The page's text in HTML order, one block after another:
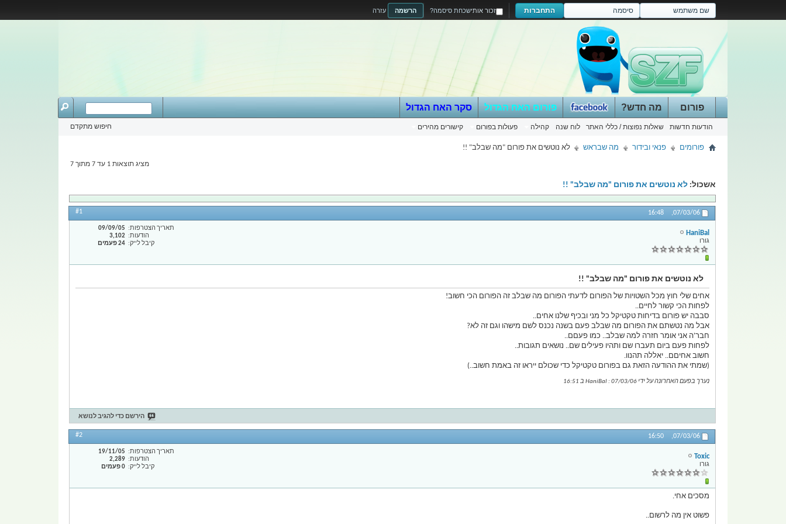
הרשמה עזרה התחברות זכור אותישכחת סיסמה?
פורום
הודעות חדשות שאלות נפוצות / כללי האתר לוח שנה קהילה פעולות בפורום קישורים מהירים
מה חדש? פורום האח הגדול סקר האח הגדול
חיפוש מתקדם
פורומים פנאי ובידור מה שבראש לא נוטשים את פורום "מה שבלב" !!
מציג תוצאות 1 עד 7 מתוך 7
אשכול: לא נוטשים את פורום "מה שבלב" !!
07/03/06,
16:48
#1
HaniBal
גורו
תאריך הצטרפות
09/09/05
הודעות
3,102
קיבל לייק
24 פעמים
לא נוטשים את פורום "מה שבלב" !!
אחים שלי חוץ מכל השטויות של הפורום לדעתי הפורום מה שבלב זה הפורום הכי חשוב!
לפחות הכי קשור לחיים..
סבבה יש פורום בדיחות טקטיקל כל מני ובכיף שלנו אחים..
אבל מה נטשתם את הפורום מה שבלב פעם בשנה נכנס לשם מישהו וגם זה לא?
חבר'ה אני אומר חזרה למה שבלב.. כמו פעםם..
לפחות פעם ביום תעברו שם ותהיו פעילים שם.. נושאים תגובות..
חשוב אחיםם.. יאללה תהנוו.
(שמתי את ההודעה הזאת גם בפורום טקטיקל כדי שכולם ייראו זה באמת חשוב..)
נערך בפעם האחרונה על ידי HaniBal : 07/03/06 ב 16:51
הירשם כדי להגיב לנושא
07/03/06,
16:50
#2
Toxic
גורו
תאריך הצטרפות
19/11/05
הודעות
2,289
קיבל לייק
0 פעמים
מסכים אחי.
פשוט אין מה לרשום..